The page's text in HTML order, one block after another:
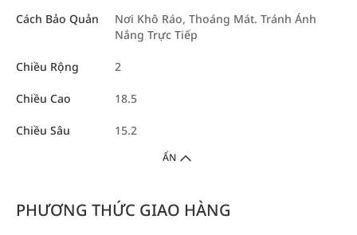
Cách Bảo Quản
Nơi Khô Ráo, Thoáng Mát. Tránh Ánh
Nắng Trực Tiếp
Chiều Rộng 2
Chiều Cao 18.5
Chiều Sâu 15.2
ẨN
PHƯƠNG THỨC GIAO HÀNG